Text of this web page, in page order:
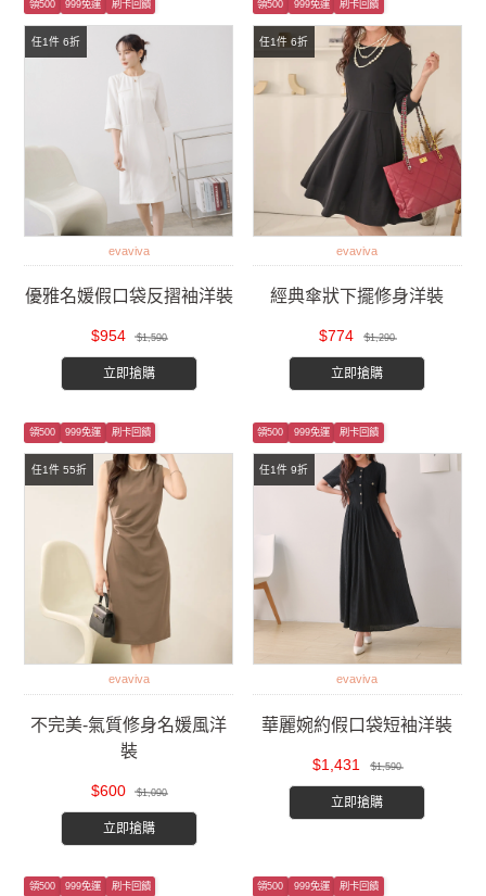
任1件 6折
領500 999免運 刷卡回饋
evaviva
優雅名媛假口袋反摺袖洋裝
$954 $1,590
立即搶購
任1件 6折
領500 999免運 刷卡回饋
evaviva
經典傘狀下擺修身洋裝
$774 $1,290
立即搶購
任1件 55折
領500 999免運 刷卡回饋
evaviva
不完美-氣質修身名媛風洋
裝
$600 $1,090
立即搶購
任1件 9折
領500 999免運 刷卡回饋
evaviva
華麗婉約假口袋短袖洋裝
$1,431 $1,590
立即搶購
領500 999免運 刷卡回饋 領500 999免運 刷卡回饋